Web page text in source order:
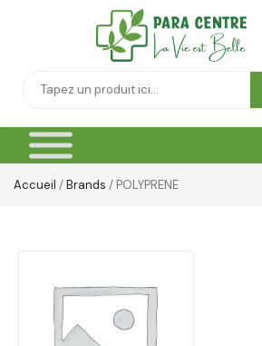
Accueil /Brands / POLYPRENE